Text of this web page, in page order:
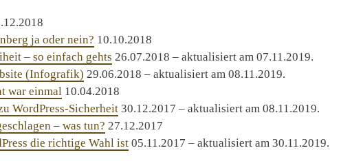
ja oder nein? 10.10.2018
– so einfach gehts 26.07.2018 – aktualisiert am 07.11.2019.
(Infografik) 29.06.2018 – aktualisiert am 08.11.2019.
war einmal 10.04.2018
WordPress-Sicherheit 30.12.2017 – aktualisiert am 08.11.2019.
– was tun? 27.12.2017
die richtige Wahl ist 05.11.2017 – aktualisiert am 30.11.2019.